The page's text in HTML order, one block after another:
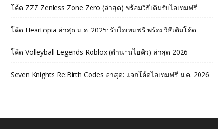
โค้ด ZZZ Zenless Zone Zero (ล่าสุด) พร้อมวิธีเติมรับไอเทมฟรี
โค้ด Heartopia ล่าสุด ม.ค. 2025: รับไอเทมฟรี พร้อมวิธีเติมโค้ด
โค้ด Volleyball Legends Roblox (ตำนานไฮคิว) ล่าสุด 2026
Seven Knights Re:Birth Codes ล่าสุด: แจกโค้ดไอเทมฟรี ม.ค. 2026